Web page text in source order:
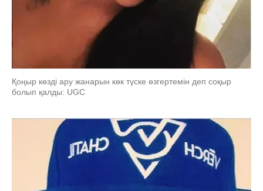
Қоңыр көзді ару жанарын көк түске өзгертемін деп соқыр
болып қалды: UGC